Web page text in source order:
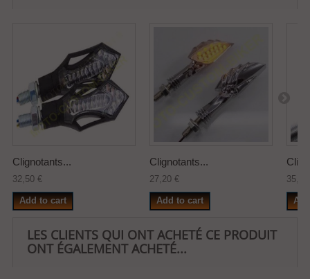
Clignotants...
32,50 €
Add to cart
Clignotants...
27,20 €
Add to cart
LES CLIENTS QUI ONT ACHETÉ CE PRODUIT
ONT ÉGALEMENT ACHETÉ...